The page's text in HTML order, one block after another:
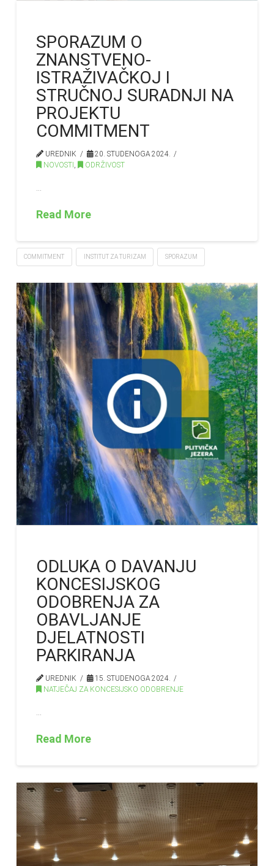
SPORAZUM O
ZNANSTVENO-
ISTRAŽIVAČKOJ I
STRUČNOJ SURADNJI NA
PROJEKTU
COMMITMENT
UREDNIK
20. STUDENOGA 2024.
NOVOSTI , ODRŽIVOST
…
Read More
COMMITMENT INSTITUT ZA TURIZAM SPORAZUM
ODLUKA O DAVANJU
KONCESIJSKOG
ODOBRENJA ZA
OBAVLJANJE
DJELATNOSTI
PARKIRANJA
UREDNIK
15. STUDENOGA 2024.
NATJEČAJ ZA KONCESIJSKO ODOBRENJE
…
Read More